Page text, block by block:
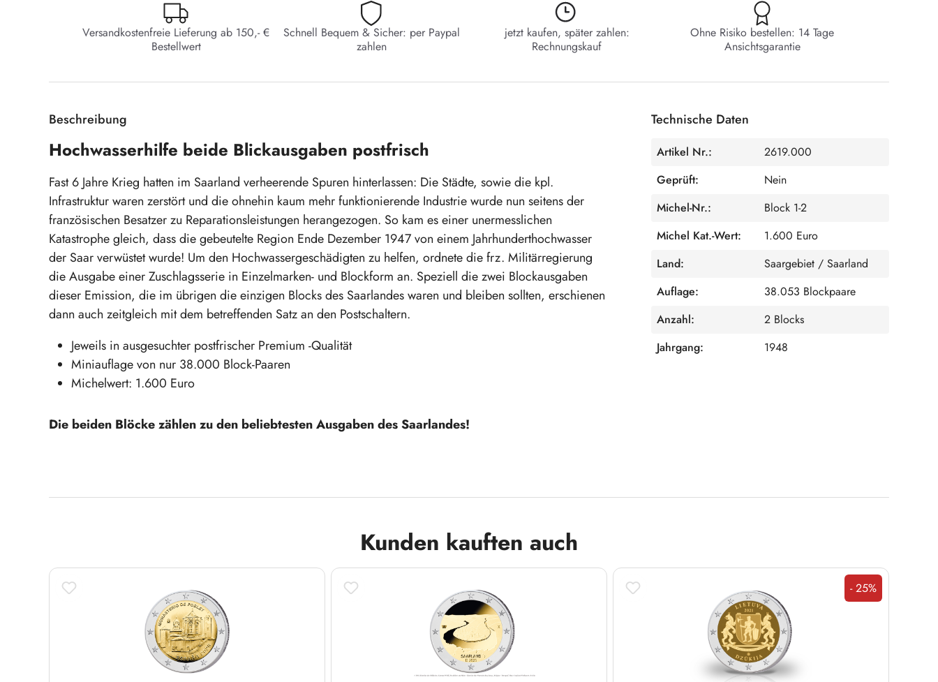
Versandkostenfreie Lieferung ab 150,- €
Bestellwert
Schnell Bequem & Sicher: per Paypal
zahlen
jetzt kaufen, später zahlen:
Rechnungskauf
Ohne Risiko bestellen: 14 Tage
Ansichtsgarantie
Beschreibung
Hochwasserhilfe beide Blickausgaben postfrisch
Fast 6 Jahre Krieg hatten im Saarland verheerende Spuren hinterlassen: Die Städte, sowie die kpl.
Infrastruktur waren zerstört und die ohnehin kaum mehr funktionierende Industrie wurde nun seitens der
französischen Besatzer zu Reparationsleistungen herangezogen. So kam es einer unermesslichen
Katastrophe gleich, dass die gebeutelte Region Ende Dezember 1947 von einem Jahrhunderthochwasser
der Saar verwüstet wurde! Um den Hochwassergeschädigten zu helfen, ordnete die frz. Militärregierung
die Ausgabe einer Zuschlagsserie in Einzelmarken- und Blockform an. Speziell die zwei Blockausgaben
dieser Emission, die im übrigen die einzigen Blocks des Saarlandes waren und bleiben sollten, erschienen
dann auch zeitgleich mit dem betreffenden Satz an den Postschaltern.
Jeweils in ausgesuchter postfrischer Premium -Qualität
Miniauflage von nur 38.000 Block-Paaren
Michelwert: 1.600 Euro
Die beiden Blöcke zählen zu den beliebtesten Ausgaben des Saarlandes!
Technische Daten
Artikel Nr.:
2619.000
Geprüft:
Nein
Michel-Nr.:
Block 1-2
Michel Kat.-Wert:
1.600 Euro
Land:
Saargebiet / Saarland
Auflage:
38.053 Blockpaare
Anzahl:
2 Blocks
Jahrgang:
1948
Kunden kauften auch
Rabatt
- 25%